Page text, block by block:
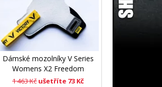
Dámské mozolníky V Series
Womens X2 Freedom
1 463 Kč ušetříte 73 Kč